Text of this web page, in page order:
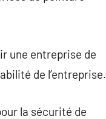
une entreprise de
de l’entreprise.
la sécurité de